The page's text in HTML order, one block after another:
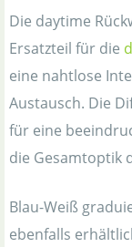
Die daytime
Ersatzteil für die
eine nahtlose
Austausch. Die
für eine
die Gesamtoptik
Blau-Weiß
ebenfalls